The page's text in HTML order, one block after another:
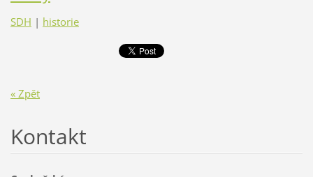
SDH | historie
« Zpět
Kontakt